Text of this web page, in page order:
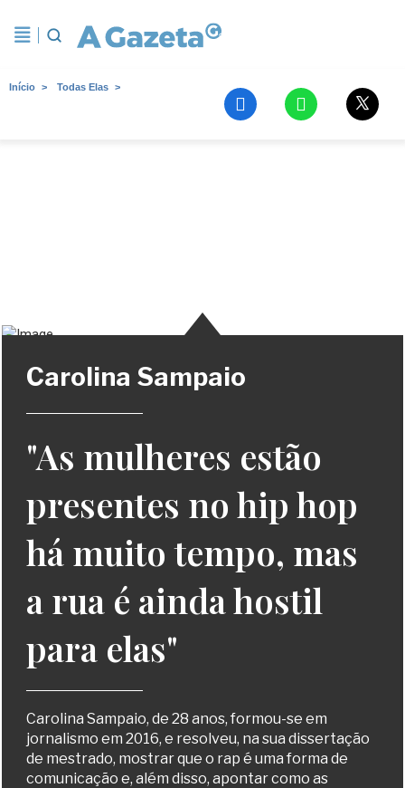
Início Todas Elas
Carolina Sampaio
"As mulheres estão
presentes no hip hop
há muito tempo, mas
a rua é ainda hostil
para elas"
Carolina Sampaio, de 28 anos, formou-se em
jornalismo em 2016, e resolveu, na sua dissertação
de mestrado, mostrar que o rap é uma forma de
comunicação e, além disso, apontar como as